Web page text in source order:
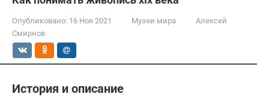
Опубликовано: 16 Ноя 2021 Музеи мира
Алексей
Смирнов
История и описание